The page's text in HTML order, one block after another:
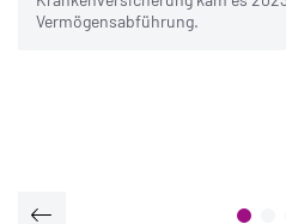
Vermögensabführung.